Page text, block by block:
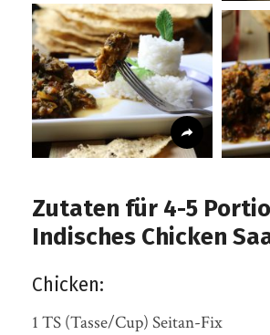
Zutaten für 4-5
Indisches Chicken
Chicken:
1 TS (Tasse/Cup) Seitan-Fix